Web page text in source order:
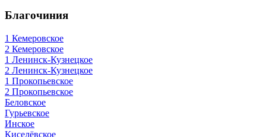
Благочиния
1 Кемеровское
2 Кемеровское
1 Ленинск-Кузнецкое
2 Ленинск-Кузнецкое
1 Прокопьевское
2 Прокопьевское
Беловское
Гурьевское
Инское
Киселёвское